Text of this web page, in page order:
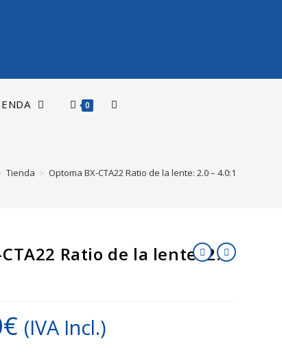
0
Tienda > Optoma BX-CTA22 Ratio de la lente: 2.0 – 4.0:1
Ratio de la lente: 2.0
€ (IVA Incl.)